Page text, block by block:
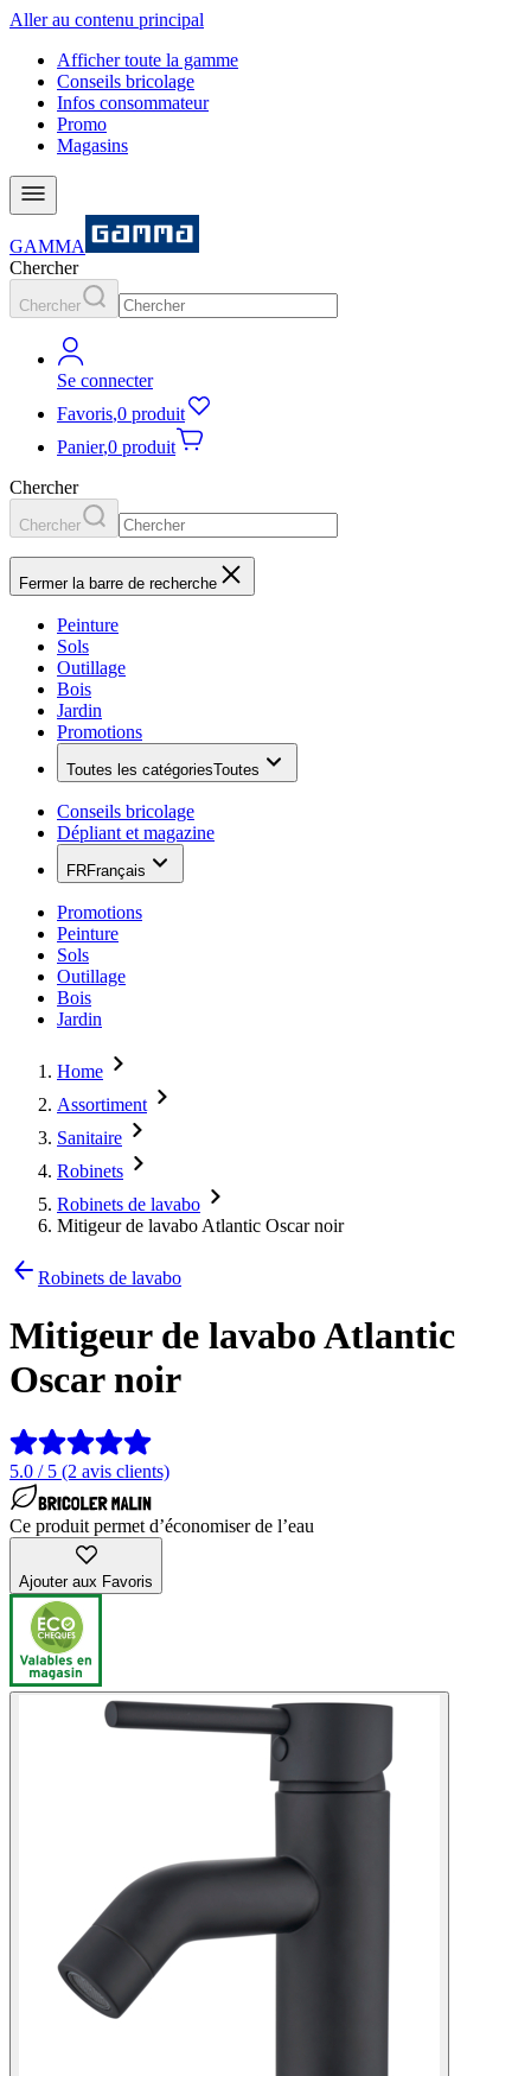
Aller au contenu principal
Afficher toute la gamme
Conseils bricolage
Infos consommateur
Promo
Magasins
GAMMA
Chercher
Chercher
Se connecter
Favoris,0 produit
Panier,0 produit
Chercher
Chercher
Fermer la barre de recherche
Peinture
Sols
Outillage
Bois
Jardin
Promotions
Toutes les catégoriesToutes
Conseils bricolage
Dépliant et magazine
FRFrançais
Promotions
Peinture
Sols
Outillage
Bois
Jardin
Home
Assortiment
Sanitaire
Robinets
Robinets de lavabo
Mitigeur de lavabo Atlantic Oscar noir
Robinets de lavabo
Mitigeur de lavabo Atlantic
Oscar noir
5.0 / 5 (2 avis clients)
Ce produit permet d’économiser de l’eau
Ajouter aux Favoris